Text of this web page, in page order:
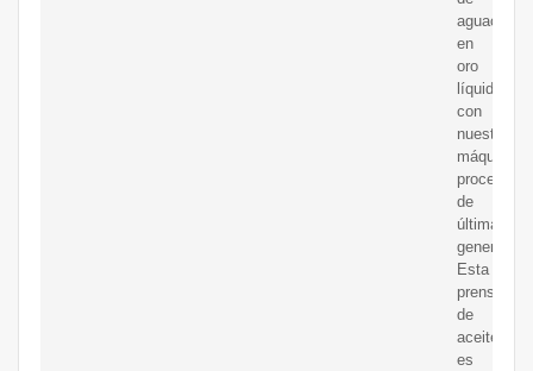
aguacates
en
oro
líquido
con
nuestra
máquina
de
última
Esta
prensa
de
aceite
es